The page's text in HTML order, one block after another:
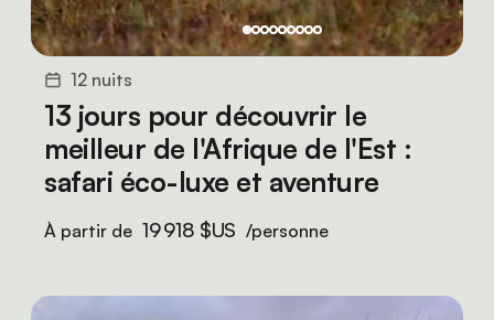
12 nuits
13 jours pour découvrir le
meilleur de l'Afrique de l'Est :
safari éco-luxe et aventure
À partir de 19 918 $US /personne